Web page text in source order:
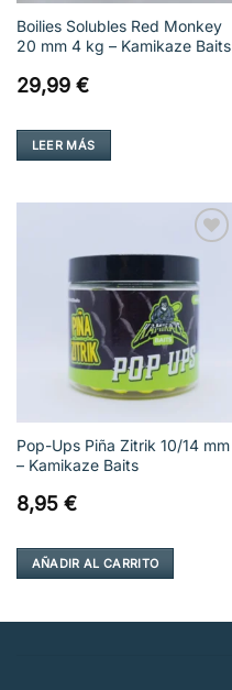
Boilies Solubles Red Monkey
20 mm 4 kg – Kamikaze Baits
29,99 €
LEER MÁS
Añadir
lista de
deseos
Pop-Ups Piña Zitrik 10/14 mm
– Kamikaze Baits
8,95 €
AÑADIR AL CARRITO